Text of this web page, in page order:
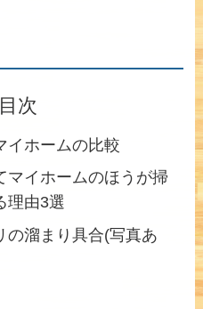
目次
イホームの比較
マイホームのほうが掃
理由3選
の溜まり具合(写真あ